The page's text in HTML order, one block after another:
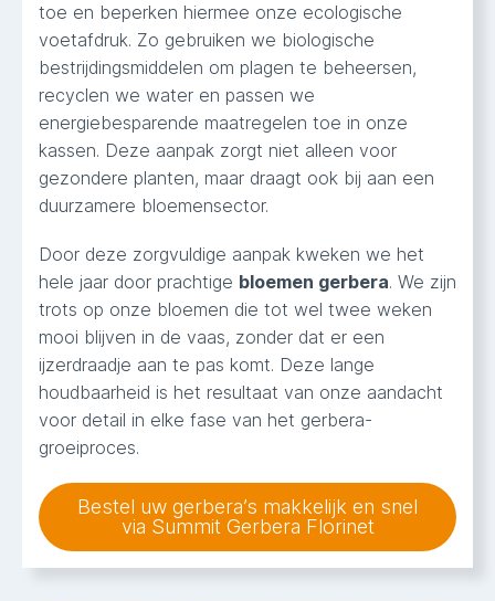
toe en beperken hiermee onze ecologische
voetafdruk. Zo gebruiken we biologische
bestrijdingsmiddelen om plagen te beheersen,
recyclen we water en passen we
energiebesparende maatregelen toe in onze
kassen. Deze aanpak zorgt niet alleen voor
gezondere planten, maar draagt ook bij aan een
duurzamere bloemensector.
Door deze zorgvuldige aanpak kweken we het
hele jaar door prachtige bloemen gerbera. We zijn
trots op onze bloemen die tot wel twee weken
mooi blijven in de vaas, zonder dat er een
ijzerdraadje aan te pas komt. Deze lange
houdbaarheid is het resultaat van onze aandacht
voor detail in elke fase van het gerbera-
groeiproces.
Bestel uw gerbera’s makkelijk en snel
via Summit Gerbera Florinet